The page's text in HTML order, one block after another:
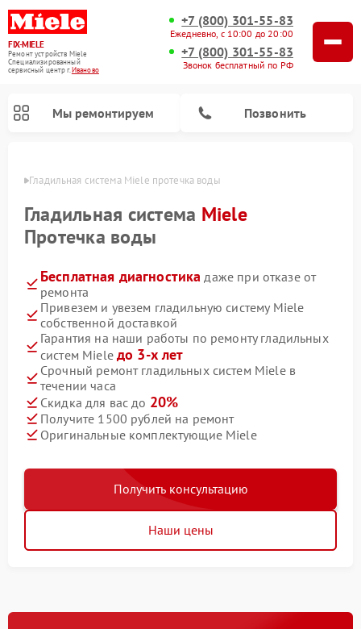
FIX-MIELE
Ремонт устройств Miele
Специализированный
cервисный центр г.Иваново
+7 (800) 301-55-83
Ежедневно, с 10:00 до 20:00
+7 (800) 301-55-83
Звонок бесплатный по РФ
Мы ремонтируем Позвонить
Гладильная система Miele протечка воды
Гладильная система Miele
Протечка воды
Бесплатная диагностика даже при отказе от
ремонта
Привезем и увезем гладильную систему Miele
собственной доставкой
Гарантия на наши работы по ремонту гладильных
систем Miele до 3-х лет
Срочный ремонт гладильных систем Miele в
течении часа
Скидка для вас до 20%
Получите 1500 рублей на ремонт
Оригинальные комплектующие Miele
Получить консультацию
Наши цены